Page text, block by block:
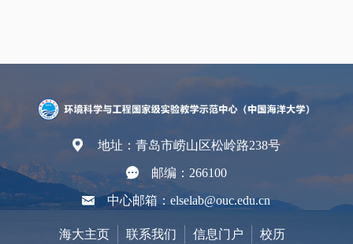
地址：青岛市崂山区松岭路238号
邮编：266100
中心邮箱：elselab@ouc.edu.cn
海大主页 联系我们 信息门户 校历